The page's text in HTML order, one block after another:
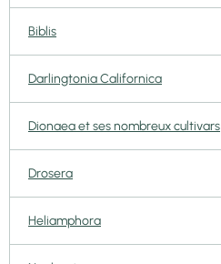
Biblis
Darlingtonia Californica
Dionaea et ses nombreux cultivars
Drosera
Heliamphora